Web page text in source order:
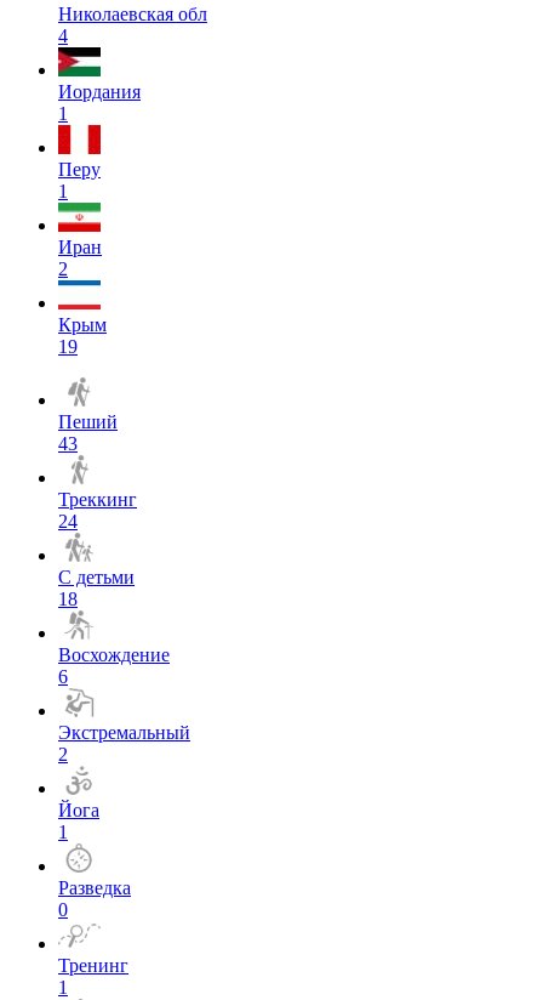
Николаевская обл
4
Иордания
1
Перу
1
Иран
2
Крым
19
Пеший
43
Треккинг
24
С детьми
18
Восхождение
6
Экстремальный
2
Йога
1
Разведка
0
Тренинг
1